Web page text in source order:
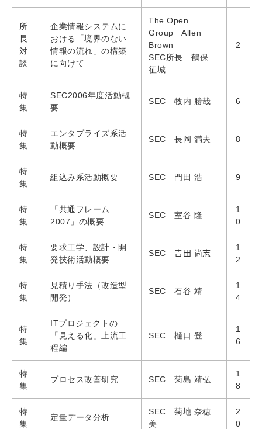
所
長
対
談
企業情報システムに
おける「境界のない
情報の流れ」の構築
に向けて
The Open
Group Allen
Brown
SEC所長 鶴保
征城
2
特
集
SEC2006年度活動概
要
SEC 牧内 勝哉 6
特
集
エンタプライズ系活
動概要
SEC 長岡 満夫 8
特
集
組込み系活動概要 SEC 門田 浩 9
特
集
「共通フレーム
2007」の概要
SEC 室谷 隆
1
0
特
集
要求工学、設計・開
発技術活動概要
SEC 𠮷田 尚志
1
2
特
集
見積り手法（改造型
開発）
SEC 石谷 靖
1
4
特
集
ITプロジェクトの
「見える化」上流工
程編
SEC 樋口 登
1
6
特
集
プロセス改善研究 SEC 菊島 靖弘
1
8
特
集
定量データ分析
SEC 菊地 奈穂
美
2
0